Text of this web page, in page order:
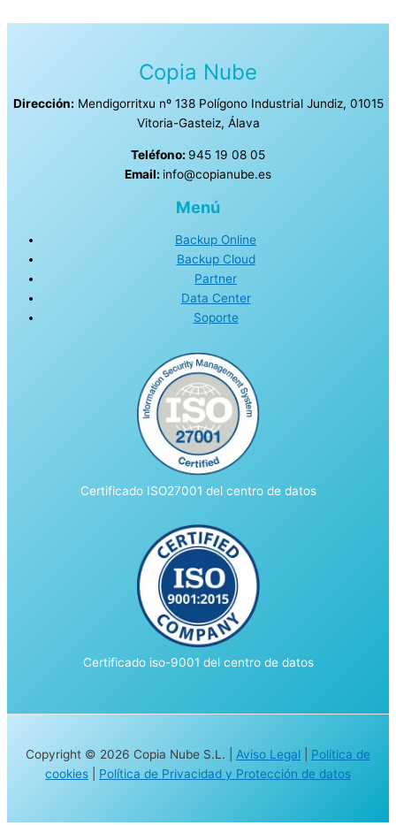
Copia Nube
Dirección: Mendigorritxu nº 138 Polígono Industrial Jundiz, 01015
Vitoria-Gasteiz, Álava
Teléfono: 945 19 08 05
Email: info@copianube.es
Menú
Backup Online
Backup Cloud
Partner
Data Center
Soporte
Certificado ISO27001 del centro de datos
Certificado iso-9001 del centro de datos
Copyright © 2026 Copia Nube S.L. | Aviso Legal
Política de
cookies
Política de Privacidad y Protección de datos